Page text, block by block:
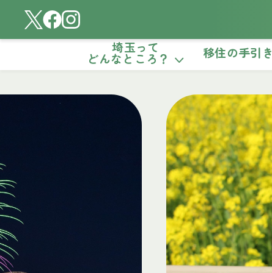
埼玉って
どんなところ？ 移住の手引き